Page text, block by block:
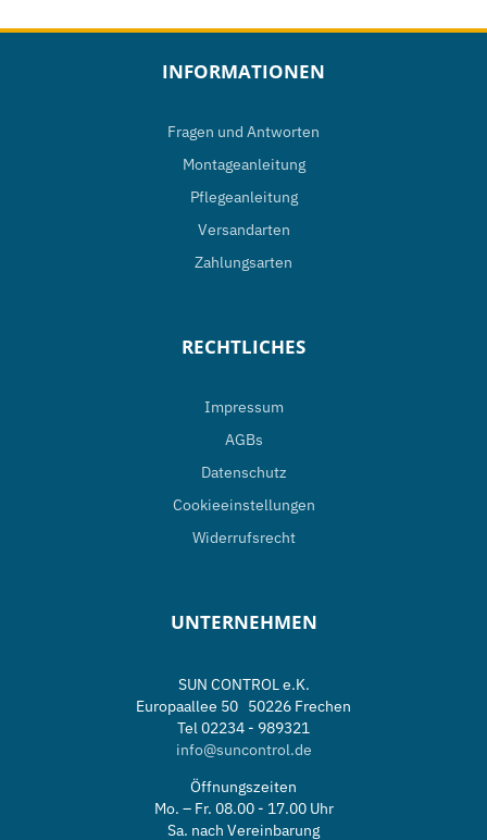
INFORMATIONEN
Fragen und Antworten
Montageanleitung
Pflegeanleitung
Versandarten
Zahlungsarten
RECHTLICHES
Impressum
AGBs
Datenschutz
Cookieeinstellungen
Widerrufsrecht
UNTERNEHMEN
SUN CONTROL e.K.
Europaallee 50 50226 Frechen
Tel 02234 - 989321
info@suncontrol.de
Öffnungszeiten
Mo. – Fr. 08.00 - 17.00 Uhr
Sa. nach Vereinbarung